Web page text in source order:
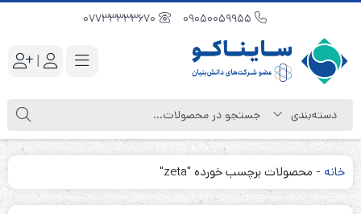
|
خانه - محصولات برچسب خورده "zeta"